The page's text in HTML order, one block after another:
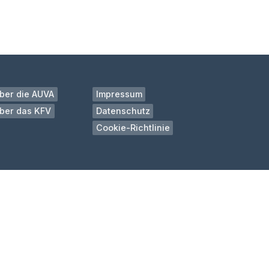
die AUVA
das KFV
Impressum
Datenschutz
Cookie-Richtlinie